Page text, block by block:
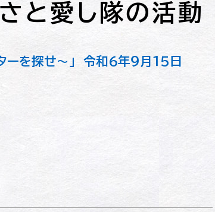
と愛し隊の活動
ーを探せ～」 令和６年９月１５日